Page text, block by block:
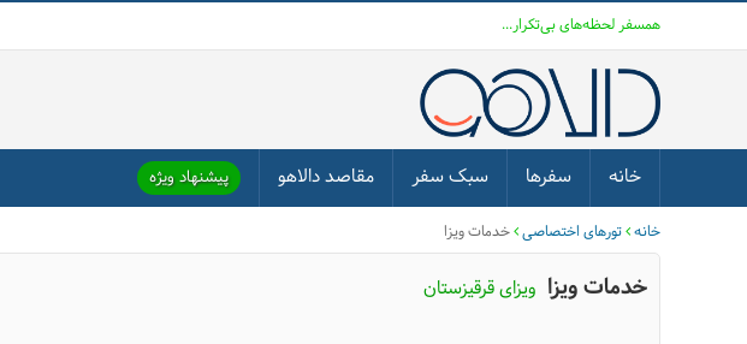
همسفر لحظه‌های بی‌تکرار...
خانه سفرها سبک سفر مقاصد دالاهو پیشنهاد ویژه
خانه تورهای اختصاصی خدمات ویزا
خدمات ویزا ویزای قرقیزستان